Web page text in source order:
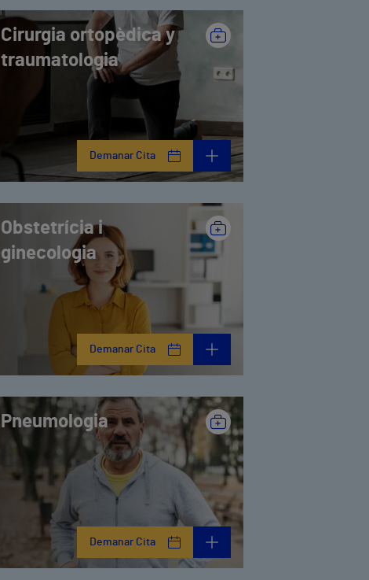
Cirurgia ortopèdica y
traumatologia
Demanar Cita
Obstetrícia i
ginecologia
Demanar Cita
Pneumologia
Demanar Cita